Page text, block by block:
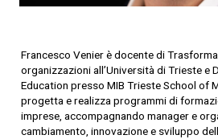
Francesco Venier è docente di
organizzazioni all’Università di Trieste e
Education presso MIB Trieste School of
progetta e realizza programmi di
imprese, accompagnando manager e
cambiamento, innovazione e sviluppo